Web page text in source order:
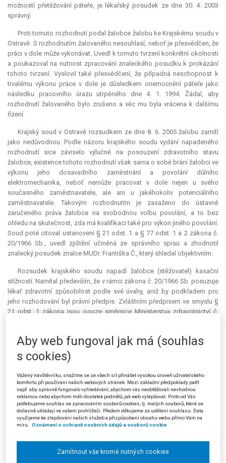
možností přetěžování páteře, je lékařský posudek ze dne 30. 4. 2003
správný.
Proti tomuto rozhodnutí podal žalobce žalobu ke Krajskému soudu v
Ostravě. S rozhodnutím žalovaného nesouhlasí, neboť je přesvědčen, že
práci v dole může vykonávat. Uvedl k tomuto tvrzení konkrétní okolnosti
a poukazoval na nutnost zpracování znaleckého posudku k prokázání
tohoto tvrzení. Vyslovil také přesvědčení, že případná neschopnost k
trvalému výkonu práce v dole je důsledkem onemocnění páteře jako
následku pracovního úrazu utrpěného dne 4. 1. 1994. Žádal, aby
rozhodnutí žalovaného bylo zrušeno a věc mu byla vrácena k dalšímu
řízení.
Krajský soud v Ostravě rozsudkem ze dne 8. 6. 2005 žalobu zamítl
jako nedůvodnou. Podle názoru krajského soudu vydání napadeného
rozhodnutí sice záviselo výlučně na posouzení zdravotního stavu
žalobce, existence tohoto rozhodnutí však sama o sobě brání žalobci ve
výkonu jeho dosavadního zaměstnání a povolání důlního
elektromechanika, neboť nemůže pracovat v dole nejen u svého
současného zaměstnavatele, ale ani u jakéhokoliv potenciálního
zaměstnavatele. Takovým rozhodnutím je zasaženo do ústavně
zaručeného práva žalobce na svobodnou volbu povolání, a to bez
ohledu na skutečnost, zda má kvalifikaci také pro výkon jiného povolání.
Soud poté citoval ustanovení § 21 odst. 1 a § 77 odst. 1 a 2 zákona č.
20/1966 Sb., uvedl zjištění učiněná ze správního spisu a zhodnotil
znalecký posudek znalce MUDr. Františka Č., který shledal objektivním.
Rozsudek krajského soudu napadl žalobce (stěžovatel) kasační
stížností. Namítal především, že v rámci zákona č. 20/1966 Sb. posuzuje
lékař zdravotní způsobilost podle své úvahy, aniž by podkladem pro
jeho rozhodování byl právní předpis. Zvláštním předpisem ve smyslu §
21 odst. 1 zákona jsou pouze směrnice Ministerstva zdravotnictví č.
úprava postupu lékaře není ani v souladu s Úmluvou Mezinárodní
organizace práce č. 161, podle níž personál poskytující závodní
zdravotní služby má být plně pracovně nezávislý na zaměstnavateli,
pracovnících a jejich zástupcích. Stěžovatel dále napadl postup soudu,
pokud se tento nevyjádřil k jeho námitce ve vztahu ke znaleckému
posudku (neústavní povaha § 21 zákona o péči o zdraví lidu).
Přednesená otázka totiž mohla odůvodňovat obligatornípřerušení řízení
podle § 48 odst. 1 písm. a) s. ř. s., přičemž zjištěním rozporu s předpisy
ústavního pořádku se soud zabývá obligatorně a není zde nutný návrh.
Sb. nezabýval, čímž podle názoru stěžovatele zatížil své rozhodnutí
vadou, která mohla mít za následek nesprávné rozhodnutí ve věci.
Aby web fungoval jak má (souhlas
s cookies)
Vážený návštěvníku, snažíme se ze všech sil přinášet vysokou úroveň uživatelského
komfortu při používání našich webových stránek. Mezi základní předpoklady patří
např. aby správně fungovalo vyhledávání, abychom vás neobtěžovali nevhodnou
reklamou nebo abychom měli dostatek podnětů, jak web vylepšovat. Proto od Vás
potřebujeme souhlas se zpracováním souborů cookies, tj. malých souborů, které se
dočasně ukládají ve vašem prohlížeči. Předem děkujeme za udělení souhlasu. Data
využijeme ke zlepšování našich služeb a přizpůsobení obsahu webu přímo Vám na
míru. Oznámení o ochraně osobních údajů a souborů cookie
Zamítnout vše kromě nutných cookies